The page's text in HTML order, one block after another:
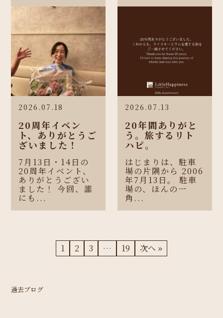
2026.07.18
20周年イベン
ト、ありがとうご
ざいました！
7月13日・14日の
20周年イベント、
ありがとうござい
ました！ 今回、誰
にも...
2026.07.13
20年間ありがと
う。旅するリト
ハピ。
はじまりは、駐車
場の片隅から 2006
年7月13日。 駐車
場の、ほんの一
角...
1 2 3 … 19 次へ »
過去ブログ